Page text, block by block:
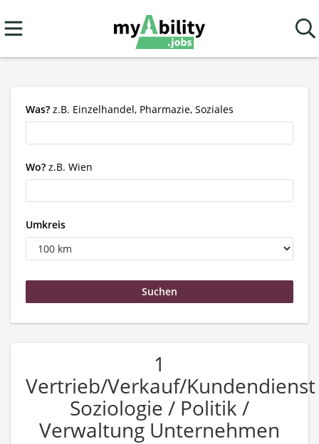
Was? z.B. Einzelhandel, Pharmazie, Soziales
Wo? z.B. Wien
Umkreis
1
Vertrieb/Verkauf/Kundendienst
Soziologie / Politik /
Verwaltung Unternehmen